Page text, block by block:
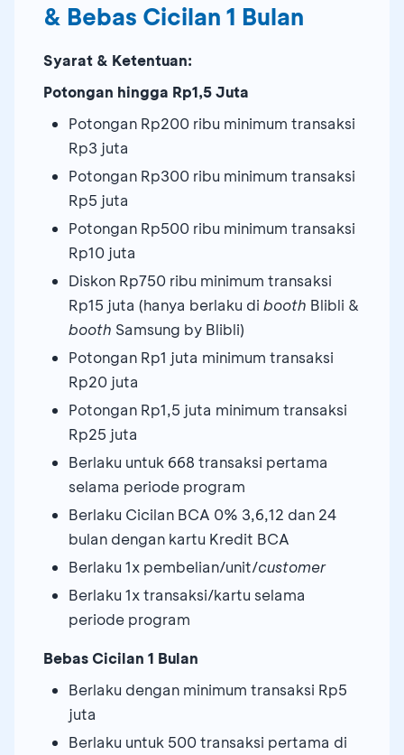
& Bebas Cicilan 1 Bulan
Syarat & Ketentuan:
Potongan hingga Rp1,5 Juta
Potongan Rp200 ribu minimum transaksi
Rp3 juta
Potongan Rp300 ribu minimum transaksi
Rp5 juta
Potongan Rp500 ribu minimum transaksi
Rp10 juta
Diskon Rp750 ribu minimum transaksi
Rp15 juta (hanya berlaku di booth Blibli &
booth Samsung by Blibli)
Potongan Rp1 juta minimum transaksi
Rp20 juta
Potongan Rp1,5 juta minimum transaksi
Rp25 juta
Berlaku untuk 668 transaksi pertama
selama periode program
Berlaku Cicilan BCA 0% 3,6,12 dan 24
bulan dengan kartu Kredit BCA
Berlaku 1x pembelian/unit/customer
Berlaku 1x transaksi/kartu selama
periode program
Bebas Cicilan 1 Bulan
Berlaku dengan minimum transaksi Rp5
juta
Berlaku untuk 500 transaksi pertama di